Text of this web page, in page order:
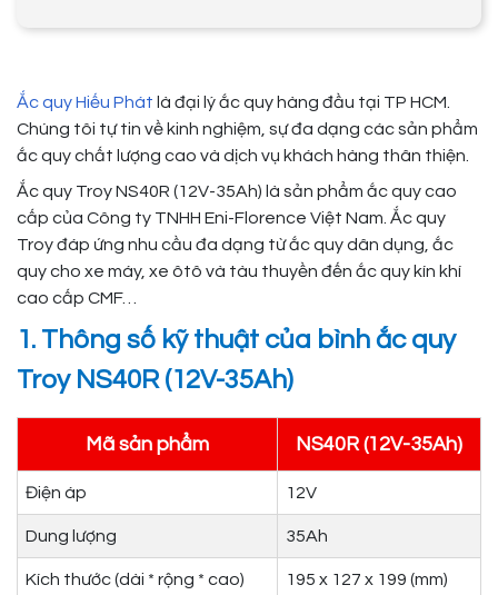
Ắc quy Hiếu Phát là đại lý ắc quy hàng đầu tại TP HCM.
Chúng tôi tự tin về kinh nghiệm, sự đa dạng các sản phẩm
ắc quy chất lượng cao và dịch vụ khách hàng thân thiện.
Ắc quy Troy NS40R (12V-35Ah) là sản phẩm ắc quy cao
cấp của Công ty TNHH Eni-Florence Việt Nam. Ắc quy
Troy đáp ứng nhu cầu đa dạng từ ắc quy dân dụng, ắc
quy cho xe máy, xe ôtô và tàu thuyền đến ắc quy kín khí
cao cấp CMF…
1. Thông số kỹ thuật của bình ắc quy
Troy NS40R (12V-35Ah)
Mã sản phẩm NS40R (12V-35Ah)
Điện áp 12V
Dung lượng 35Ah
Kích thước (dài * rộng * cao) 195 x 127 x 199 (mm)